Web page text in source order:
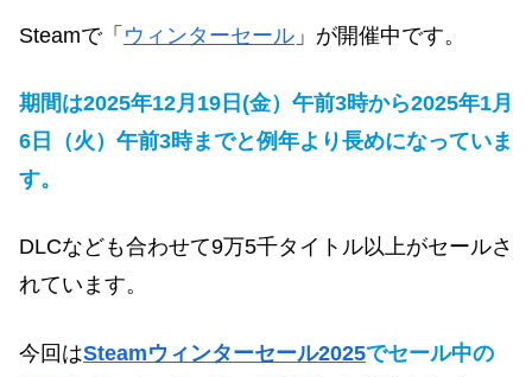
Steamで「 ウィンターセール 」が開催中です。
期間は2025年12月19日(金）午前3時から2025年1月
6日（火）午前3時までと例年より長めになっていま
す。
DLCなども合わせて9万5千タイトル以上がセールさ
れています。
今回はSteamウィンターセール2025でセール中の